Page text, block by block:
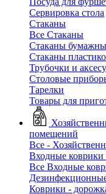
Сервировка стола
Стаканы
Все Стаканы
Стаканы
Стаканы
Трубочки и
Столовые
Тарелки
Товары для
помещений
Все -
Входные
Все Входные
Коврики -